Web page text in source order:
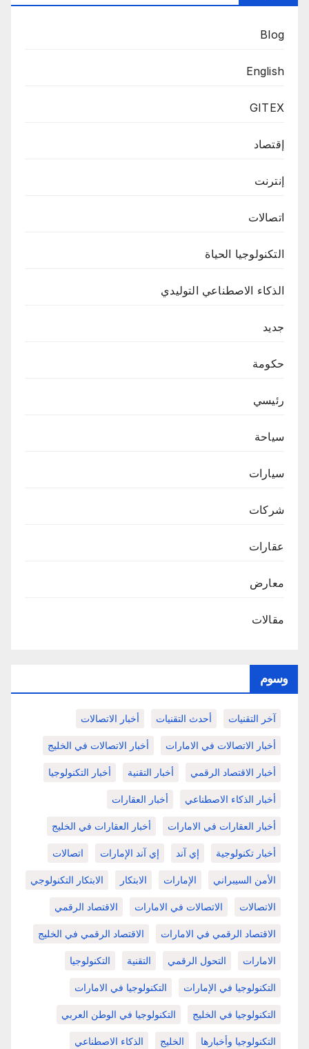
Blog
English
GITEX
إقتصاد
إنترنت
اتصالات
التكنولوجيا الحياة
الذكاء الاصطناعي التوليدي
جديد
حكومة
رئيسي
سياحة
سيارات
شركات
عقارات
معارض
مقالات
وسوم
آخر التقنيات أحدث التقنيات أخبار الاتصالات
أخبار الاتصالات في الامارات أخبار الاتصالات في الخليج
أخبار الاقتصاد الرقمي أخبار التقنية أخبار التكنولوجيا
أخبار الذكاء الاصطناعي أخبار العقارات
أخبار العقارات في الامارات أخبار العقارات في الخليج
أخبار تكنولوجية إي آند إي آند الإمارات اتصالات
الأمن السيبراني الإمارات الابتكار الابتكار التكنولوجي
الاتصالات الاتصالات في الامارات الاقتصاد الرقمي
الاقتصاد الرقمي في الامارات الاقتصاد الرقمي في الخليج
الامارات التحول الرقمي التقنية التكنولوجيا
التكنولوجيا في الإمارات التكنولوجيا في الامارات
التكنولوجيا في الخليج التكنولوجيا في الوطن العربي
التكنولوجيا وأخبارها الخليج الذكاء الاصطناعي